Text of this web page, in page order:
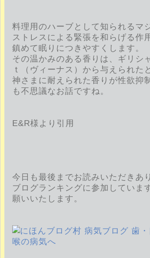
料理用のハーブとして知られるマ
ストレスによる緊張を和らげる作
鎮めて眠りにつきやすくします。
その温かみのある香りは、ギリシ
ｔ（ヴィーナス）から与えられた
神さまに耐えられた香りが性欲抑
も不思議なお話ですね。
E&R様より引用
今日も最後までお読みいただきあ
ブログランキングに参加していま
願いいたします。